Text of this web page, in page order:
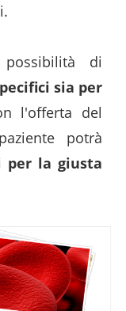
di
sia per
l'offerta del
potrà
per la giusta